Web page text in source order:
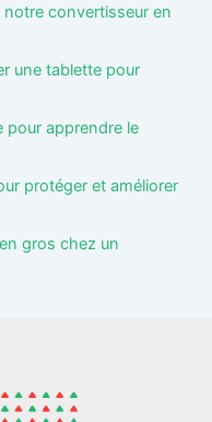
convertisseur en
une tablette pour
pour apprendre le
protéger et améliorer
gros chez un